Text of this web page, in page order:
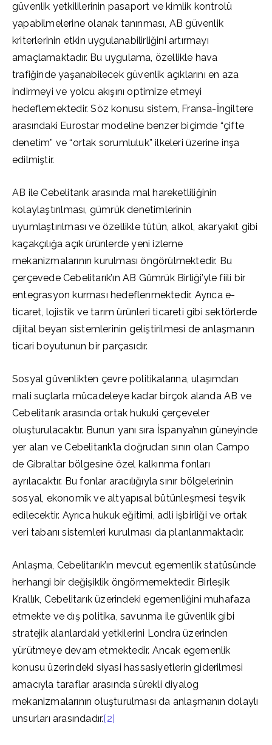
güvenlik yetkililerinin pasaport ve kimlik kontrolü
yapabilmelerine olanak tanınması, AB güvenlik
kriterlerinin etkin uygulanabilirliğini artırmayı
amaçlamaktadır. Bu uygulama, özellikle hava
trafiğinde yaşanabilecek güvenlik açıklarını en aza
indirmeyi ve yolcu akışını optimize etmeyi
hedeflemektedir. Söz konusu sistem, Fransa-İngiltere
arasındaki Eurostar modeline benzer biçimde “çifte
denetim” ve “ortak sorumluluk” ilkeleri üzerine inşa
edilmiştir.
AB ile Cebelitarık arasında mal hareketliliğinin
kolaylaştırılması, gümrük denetimlerinin
uyumlaştırılması ve özellikle tütün, alkol, akaryakıt gibi
kaçakçılığa açık ürünlerde yeni izleme
mekanizmalarının kurulması öngörülmektedir. Bu
çerçevede Cebelitarık’ın AB Gümrük Birliği’yle fiili bir
entegrasyon kurması hedeflenmektedir. Ayrıca e-
ticaret, lojistik ve tarım ürünleri ticareti gibi sektörlerde
dijital beyan sistemlerinin geliştirilmesi de anlaşmanın
ticari boyutunun bir parçasıdır.
Sosyal güvenlikten çevre politikalarına, ulaşımdan
mali suçlarla mücadeleye kadar birçok alanda AB ve
Cebelitarık arasında ortak hukuki çerçeveler
oluşturulacaktır. Bunun yanı sıra İspanya’nın güneyinde
yer alan ve Cebelitarık’la doğrudan sınırı olan Campo
de Gibraltar bölgesine özel kalkınma fonları
ayrılacaktır. Bu fonlar aracılığıyla sınır bölgelerinin
sosyal, ekonomik ve altyapısal bütünleşmesi teşvik
edilecektir. Ayrıca hukuk eğitimi, adli işbirliği ve ortak
veri tabanı sistemleri kurulması da planlanmaktadır.
Anlaşma, Cebelitarık’ın mevcut egemenlik statüsünde
herhangi bir değişiklik öngörmemektedir. Birleşik
Krallık, Cebelitarık üzerindeki egemenliğini muhafaza
etmekte ve dış politika, savunma ile güvenlik gibi
stratejik alanlardaki yetkilerini Londra üzerinden
yürütmeye devam etmektedir. Ancak egemenlik
konusu üzerindeki siyasi hassasiyetlerin giderilmesi
amacıyla taraflar arasında sürekli diyalog
mekanizmalarının oluşturulması da anlaşmanın dolaylı
unsurları arasındadır.[2]